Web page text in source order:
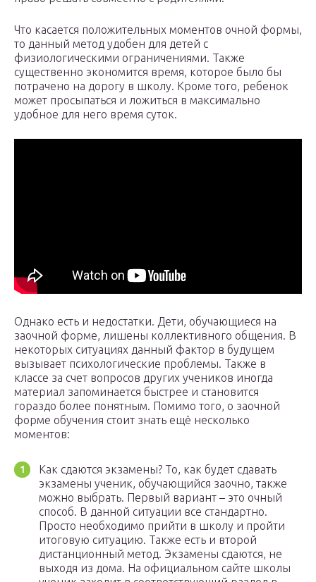
Что касается положительных моментов очной формы,
то данный метод удобен для детей с
физиологическими ограничениями. Также
существенно экономится время, которое было бы
потрачено на дорогу в школу. Кроме того, ребенок
может просыпаться и ложиться в максимально
удобное для него время суток.
Однако есть и недостатки. Дети, обучающиеся на
заочной форме, лишены коллективного общения. В
некоторых ситуациях данный фактор в будущем
вызывает психологические проблемы. Также в
классе за счет вопросов других учеников иногда
материал запоминается быстрее и становится
гораздо более понятным. Помимо того, о заочной
форме обучения стоит знать ещё несколько
моментов:
Как сдаются экзамены? То, как будет сдавать
экзамены ученик, обучающийся заочно, также
можно выбрать. Первый вариант – это очный
способ. В данной ситуации все стандартно.
Просто необходимо прийти в школу и пройти
итоговую ситуацию. Также есть и второй
дистанционный метод. Экзамены сдаются, не
выходя из дома. На официальном сайте школы